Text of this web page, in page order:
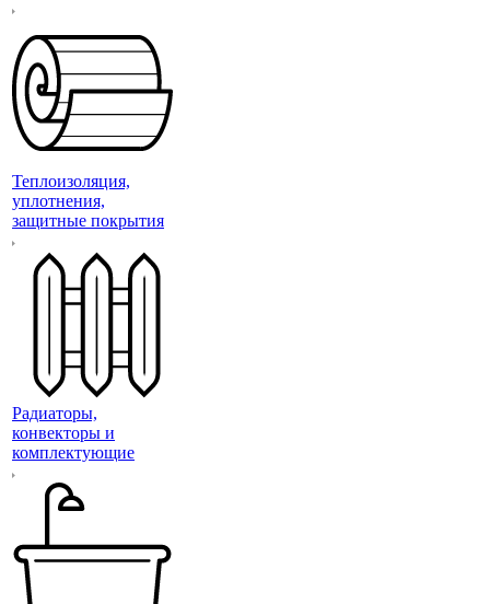
Теплоизоляция,
уплотнения,
защитные покрытия
Радиаторы,
конвекторы и
комплектующие